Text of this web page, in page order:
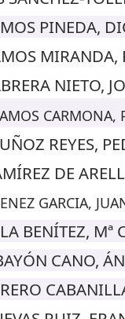
PINEDA,
MIRANDA,
NIETO,
CARMONA,
REYES,
DE
GARCIA,
BENÍTEZ, Mª
CANO,